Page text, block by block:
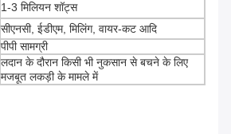
1-3 मिलियन शॉट्स
सीएनसी, ईडीएम, मिलिंग, वायर-कट आदि
पीपी सामग्री
लदान के दौरान किसी भी नुकसान से बचने के लिए
मजबूत लकड़ी के मामले में